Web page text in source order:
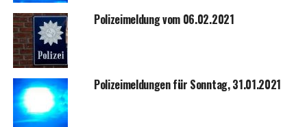
Poli­zei­mel­dung vom 06.02.2021
Poli­zei­mel­dun­gen für Sonn­tag, 31.01.2021